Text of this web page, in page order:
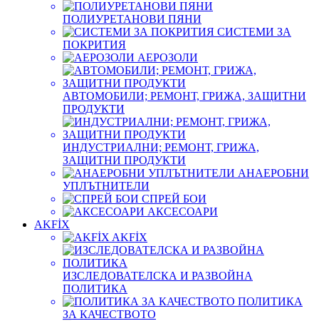
ПОЛИУРЕТАНОВИ ПЯНИ
СИСТЕМИ ЗА
ПОКРИТИЯ
АЕРОЗОЛИ
АВТОМОБИЛИ; РЕМОНТ, ГРИЖА, ЗАЩИТНИ
ПРОДУКТИ
ИНДУСТРИАЛНИ; РЕМОНТ, ГРИЖА,
ЗАЩИТНИ ПРОДУКТИ
АНАЕРОБНИ
УПЛЪТНИТЕЛИ
СПРЕЙ БОИ
АКСЕСОАРИ
AKFİX
AKFİX
ИЗСЛЕДОВАТЕЛСКА И РАЗВОЙНА
ПОЛИТИКА
ПОЛИТИКА
ЗА КАЧЕСТВОТО